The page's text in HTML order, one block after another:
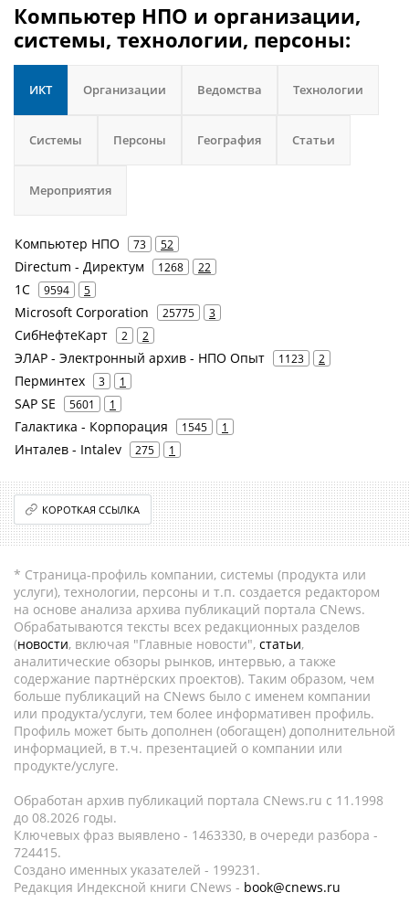
Компьютер НПО и организации,
системы, технологии, персоны:
ИКТ Организации Ведомства Технологии
Системы Персоны География Статьи
Мероприятия
Компьютер НПО 73 52
Directum - Директум 1268 22
1С 9594 5
Microsoft Corporation 25775 3
СибНефтеКарт 2 2
ЭЛАР - Электронный архив - НПО Опыт 1123 2
Перминтех 3 1
SAP SE 5601 1
Галактика - Корпорация 1545 1
Инталев - Intalev 275 1
КОРОТКАЯ ССЫЛКА
* Страница-профиль компании, системы (продукта или
услуги), технологии, персоны и т.п. создается редактором
на основе анализа архива публикаций портала CNews.
Обрабатываются тексты всех редакционных разделов
(новости, включая "Главные новости", статьи,
аналитические обзоры рынков, интервью, а также
содержание партнёрских проектов). Таким образом, чем
больше публикаций на CNews было с именем компании
или продукта/услуги, тем более информативен профиль.
Профиль может быть дополнен (обогащен) дополнительной
информацией, в т.ч. презентацией о компании или
продукте/услуге.
Обработан архив публикаций портала CNews.ru c 11.1998
до 08.2026 годы.
Ключевых фраз выявлено - 1463330, в очереди разбора -
724415.
Создано именных указателей - 199231.
Редакция Индексной книги CNews - book@cnews.ru